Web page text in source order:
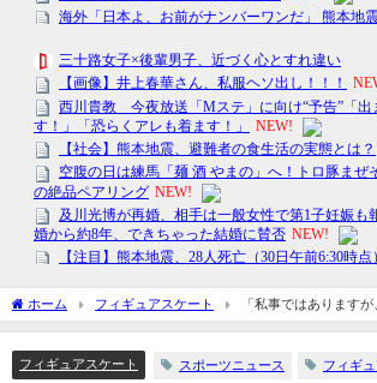
ホーム フィギュアスケート
「私事ではあります
静かな衝撃と温かな祝福が交差した瞬間 坂本花織が引退会
フィギュアスケート スポーツニュース フィギ